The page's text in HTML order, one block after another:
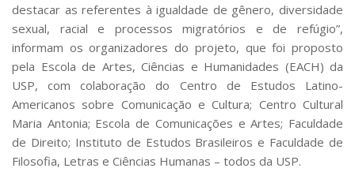
destacar as referentes à igualdade de gênero, diversidade
sexual, racial e processos migratórios e de refúgio”,
informam os organizadores do projeto, que foi proposto
pela Escola de Artes, Ciências e Humanidades (EACH) da
USP, com colaboração do Centro de Estudos Latino-
Americanos sobre Comunicação e Cultura; Centro Cultural
Maria Antonia; Escola de Comunicações e Artes; Faculdade
de Direito; Instituto de Estudos Brasileiros e Faculdade de
Filosofia, Letras e Ciências Humanas – todos da USP.